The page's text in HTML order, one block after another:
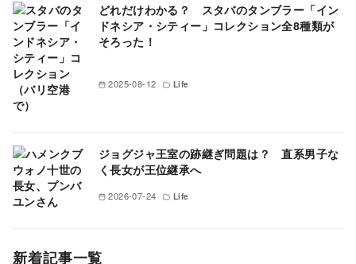
どれだけわかる？ スタバのタンブラー「イン
ドネシア・シティー」コレクション全8種類が
そろった！
2025-08-12 Life
ジョグジャ王室の跡継ぎ問題は？ 直系男子な
く長女が王位継承へ
2026-07-24 Life
新着記事一覧